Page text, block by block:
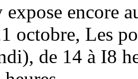
encore
octobre, Les
de 14 à I8